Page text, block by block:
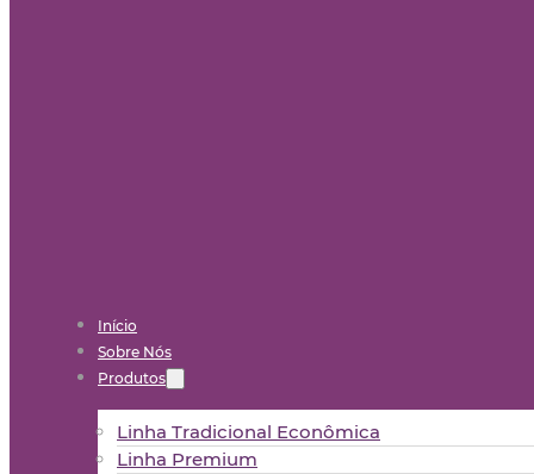
Início
Sobre Nós
Produtos
Linha Tradicional Econômica
Linha Premium